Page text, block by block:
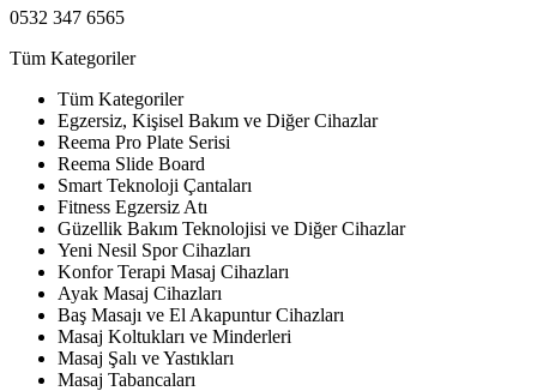
0532 347 6565
Tüm Kategoriler
Tüm Kategoriler
Egzersiz, Kişisel Bakım ve Diğer Cihazlar
Reema Pro Plate Serisi
Reema Slide Board
Smart Teknoloji Çantaları
Fitness Egzersiz Atı
Güzellik Bakım Teknolojisi ve Diğer Cihazlar
Yeni Nesil Spor Cihazları
Konfor Terapi Masaj Cihazları
Ayak Masaj Cihazları
Baş Masajı ve El Akapuntur Cihazları
Masaj Koltukları ve Minderleri
Masaj Şalı ve Yastıkları
Masaj Tabancaları